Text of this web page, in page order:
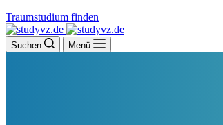
Traumstudium finden
Suchen Menü